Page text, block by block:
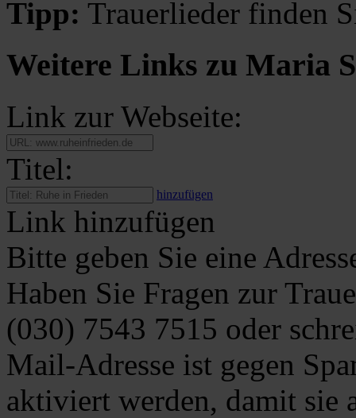
Tipp: Trauerlieder finden
Weitere Links zu Maria
Link zur Webseite:
Titel:
hinzufügen
Link hinzufügen
Bitte geben Sie eine
Haben Sie Fragen zur
(030) 7543 7515 oder
Mail-Adresse ist gegen
aktiviert werden, damit sie